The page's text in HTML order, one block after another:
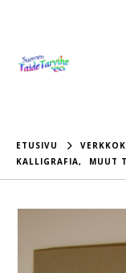
ETUSIVU
KALLIGRAFIA, MUUT